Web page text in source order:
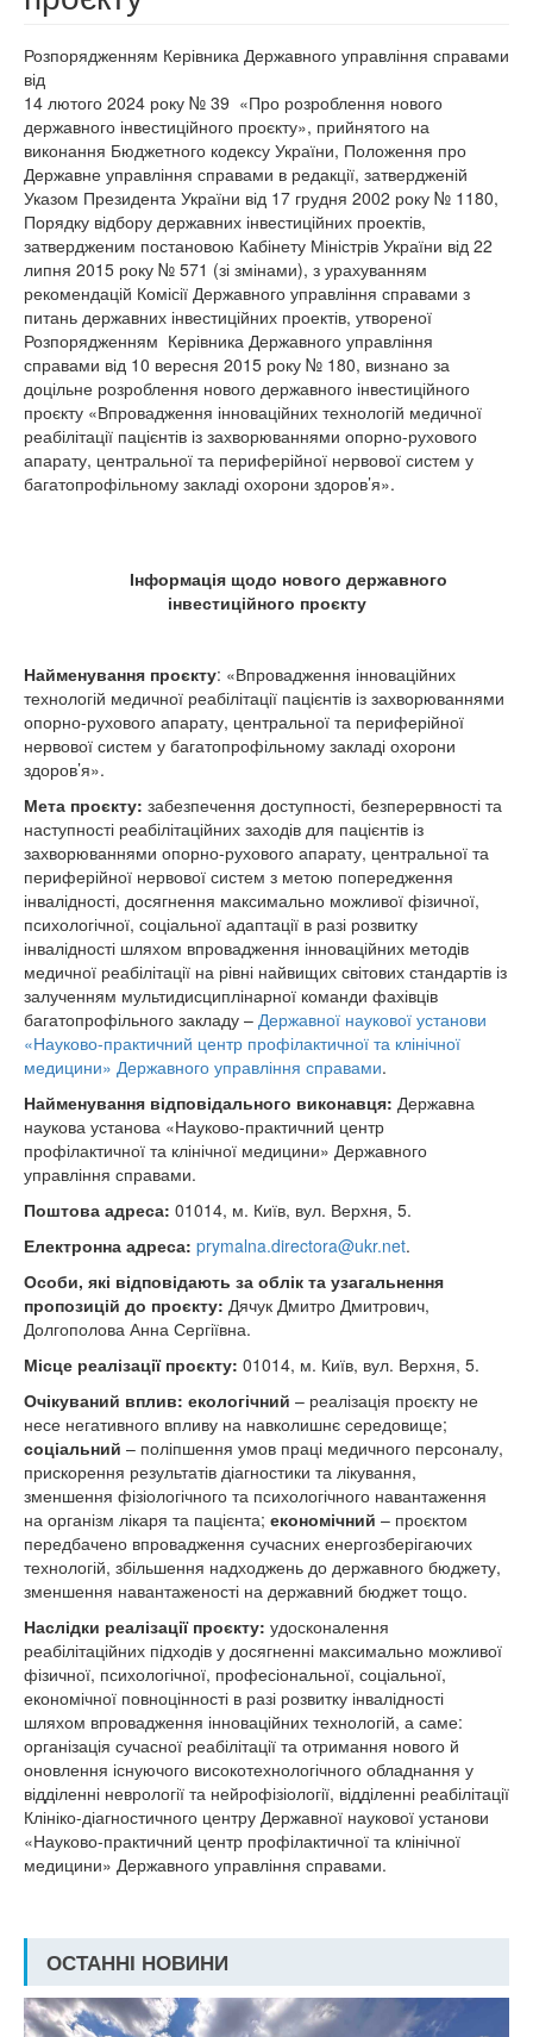
Розпорядженням Керівника Державного управління справами
від
14 лютого 2024 року № 39 «Про розроблення нового
державного інвестиційного проєкту», прийнятого на
виконання Бюджетного кодексу України, Положення про
Державне управління справами в редакції, затвердженій
Указом Президента України від 17 грудня 2002 року № 1180,
Порядку відбору державних інвестиційних проектів,
затвердженим постановою Кабінету Міністрів України від 22
липня 2015 року № 571 (зі змінами), з урахуванням
рекомендацій Комісії Державного управління справами з
питань державних інвестиційних проектів, утвореної
Розпорядженням Керівника Державного управління
справами від 10 вересня 2015 року № 180, визнано за
доцільне розроблення нового державного інвестиційного
проєкту «Впровадження інноваційних технологій медичної
реабілітації пацієнтів із захворюваннями опорно-рухового
апарату, центральної та периферійної нервової систем у
багатопрофільному закладі охорони здоров’я».
Інформація щодо нового державного
інвестиційного проєкту
Найменування проєкту: «Впровадження інноваційних
технологій медичної реабілітації пацієнтів із захворюваннями
опорно-рухового апарату, центральної та периферійної
нервової систем у багатопрофільному закладі охорони
здоров’я».
Мета проєкту: забезпечення доступності, безперервності та
наступності реабілітаційних заходів для пацієнтів із
захворюваннями опорно-рухового апарату, центральної та
периферійної нервової систем з метою попередження
інвалідності, досягнення максимально можливої фізичної,
психологічної, соціальної адаптації в разі розвитку
інвалідності шляхом впровадження інноваційних методів
медичної реабілітації на рівні найвищих світових стандартів із
залученням мультидисциплінарної команди фахівців
багатопрофільного закладу – Державної наукової установи
«Науково-практичний центр профілактичної та клінічної
медицини» Державного управління справами.
Найменування відповідального виконавця: Державна
наукова установа «Науково-практичний центр
профілактичної та клінічної медицини» Державного
управління справами.
Поштова адреса: 01014, м. Київ, вул. Верхня, 5.
Електронна адреса: prymalna.directora@ukr.net.
Особи, які відповідають за облік та узагальнення
пропозицій до проєкту: Дячук Дмитро Дмитрович,
Долгополова Анна Сергіївна.
Місце реалізації проєкту: 01014, м. Київ, вул. Верхня, 5.
Очікуваний вплив: екологічний – реалізація проєкту не
несе негативного впливу на навколишнє середовище;
соціальний – поліпшення умов праці медичного персоналу,
прискорення результатів діагностики та лікування,
зменшення фізіологічного та психологічного навантаження
на організм лікаря та пацієнта; економічний – проєктом
передбачено впровадження сучасних енергозберігаючих
технологій, збільшення надходжень до державного бюджету,
зменшення навантаженості на державний бюджет тощо.
Наслідки реалізації проєкту: удосконалення
реабілітаційних підходів у досягненні максимально можливої
фізичної, психологічної, професіональної, соціальної,
економічної повноцінності в разі розвитку інвалідності
шляхом впровадження інноваційних технологій, а саме:
організація сучасної реабілітації та отримання нового й
оновлення існуючого високотехнологічного обладнання у
відділенні неврології та нейрофізіології, відділенні реабілітації
Клініко-діагностичного центру Державної наукової установи
«Науково-практичний центр профілактичної та клінічної
медицини» Державного управління справами.
ОСТАННІ НОВИНИ